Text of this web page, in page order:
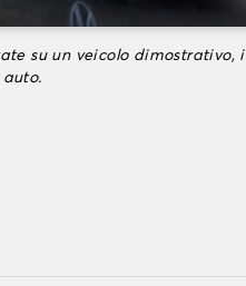
su un veicolo dimostrativo,